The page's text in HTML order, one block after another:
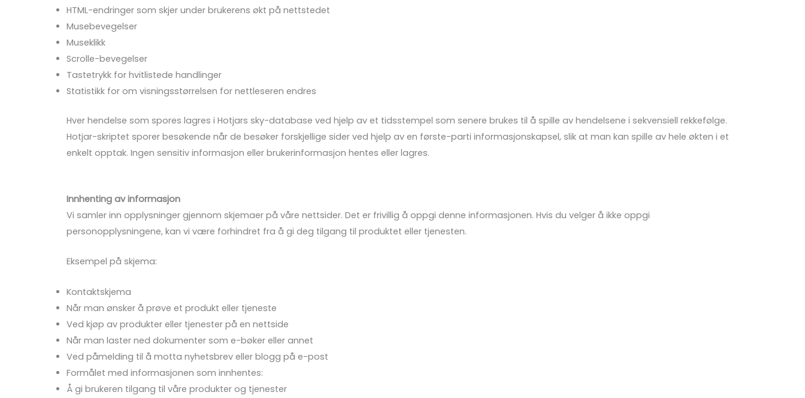
HTML-endringer som skjer under brukerens økt på nettstedet
Musebevegelser
Museklikk
Scrolle-bevegelser
Tastetrykk for hvitlistede handlinger
Statistikk for om visningsstørrelsen for nettleseren endres
Hver hendelse som spores lagres i Hotjars sky-database ved hjelp av et tidsstempel som senere brukes til å spille av hendelsene i sekvensiell rekkefølge.
Hotjar-skriptet sporer besøkende når de besøker forskjellige sider ved hjelp av en første-parti informasjonskapsel, slik at man kan spille av hele økten i et
enkelt opptak. Ingen sensitiv informasjon eller brukerinformasjon hentes eller lagres.
Innhenting av informasjon
Vi samler inn opplysninger gjennom skjemaer på våre nettsider. Det er frivillig å oppgi denne informasjonen. Hvis du velger å ikke oppgi
personopplysningene, kan vi være forhindret fra å gi deg tilgang til produktet eller tjenesten.
Eksempel på skjema:
Kontaktskjema
Når man ønsker å prøve et produkt eller tjeneste
Ved kjøp av produkter eller tjenester på en nettside
Når man laster ned dokumenter som e-bøker eller annet
Ved påmelding til å motta nyhetsbrev eller blogg på e-post
Formålet med informasjonen som innhentes:
Å gi brukeren tilgang til våre produkter og tjenester